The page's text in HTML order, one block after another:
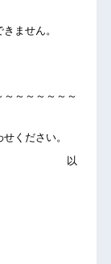
せん。
～～～～～～
ください。